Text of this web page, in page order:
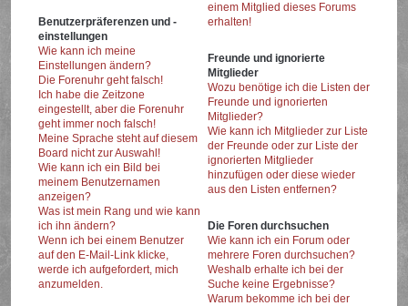
Benutzerpräferenzen und -
einstellungen
Wie kann ich meine
Einstellungen ändern?
Die Forenuhr geht falsch!
Ich habe die Zeitzone
eingestellt, aber die Forenuhr
geht immer noch falsch!
Meine Sprache steht auf diesem
Board nicht zur Auswahl!
Wie kann ich ein Bild bei
meinem Benutzernamen
anzeigen?
Was ist mein Rang und wie kann
ich ihn ändern?
Wenn ich bei einem Benutzer
auf den E-Mail-Link klicke,
werde ich aufgefordert, mich
anzumelden.
einem Mitglied dieses Forums
erhalten!
Freunde und ignorierte
Mitglieder
Wozu benötige ich die Listen der
Freunde und ignorierten
Mitglieder?
Wie kann ich Mitglieder zur Liste
der Freunde oder zur Liste der
ignorierten Mitglieder
hinzufügen oder diese wieder
aus den Listen entfernen?
Die Foren durchsuchen
Wie kann ich ein Forum oder
mehrere Foren durchsuchen?
Weshalb erhalte ich bei der
Suche keine Ergebnisse?
Warum bekomme ich bei der